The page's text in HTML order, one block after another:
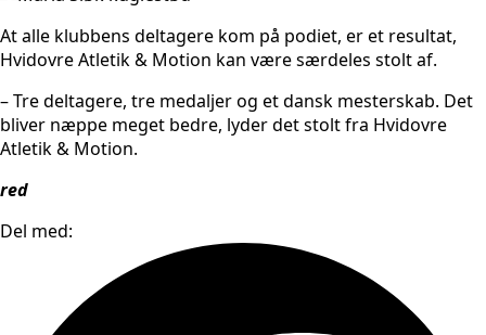
At alle klubbens deltagere kom på podiet, er et resultat,
Hvidovre Atletik & Motion kan være særdeles stolt af.
– Tre deltagere, tre medaljer og et dansk mesterskab. Det
bliver næppe meget bedre, lyder det stolt fra Hvidovre
Atletik & Motion.
red
Del med: